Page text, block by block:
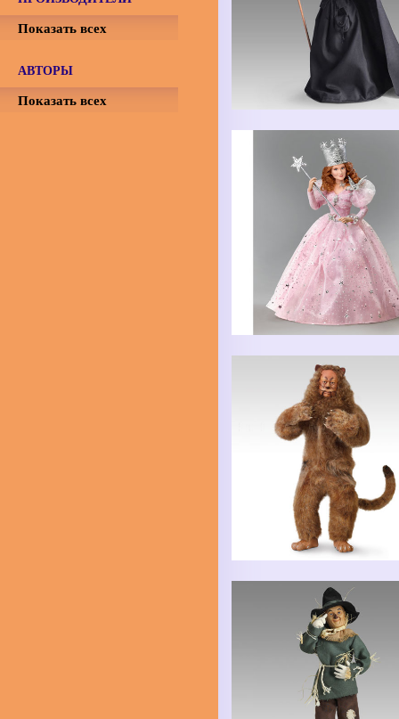
Показать всех
АВТОРЫ
Показать всех